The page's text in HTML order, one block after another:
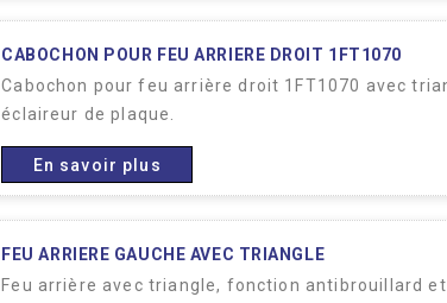
CABOCHON POUR FEU ARRIERE DROIT 1FT1070
Cabochon pour feu arrière droit 1FT1070 avec
éclaireur de plaque.
En savoir plus
FEU ARRIERE GAUCHE AVEC TRIANGLE
Feu arrière avec triangle, fonction antibrouillard